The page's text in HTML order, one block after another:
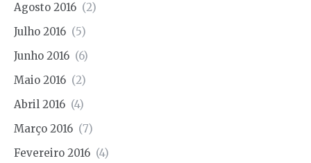
Agosto 2016 (2)
Julho 2016 (5)
Junho 2016 (6)
Maio 2016 (2)
Abril 2016 (4)
Março 2016 (7)
Fevereiro 2016 (4)